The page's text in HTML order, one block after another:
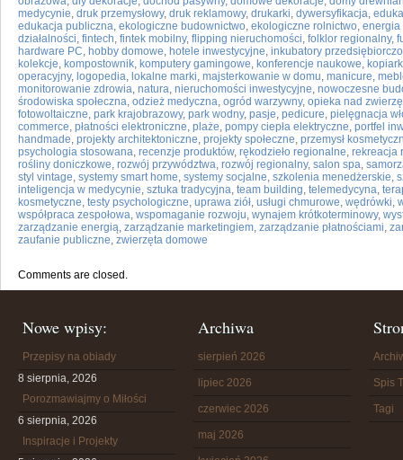
medycynie, druk przemysłowy, druk reklamowy, drukarki, dywersyfikacja,
edukacja publiczna, ekologiczne budownictwo, ekologiczne rolnictwo, energia
działalności, fintech, fintek mobilny, flipping nieruchomości, folklor regionalny,
hardware PC, hobby domowe, hotele inwestycyjne, inkubatory
kolekcje, kompostownik, komputery gamingowe, konferencje naukowe,
operacyjny, logopedia, lokalne marki, majsterkowanie w domu, manicure,
monitorowanie zdrowia, natura, nieruchomości inwestycyjne, nowoczesne
środowiska społeczna, odzież medyczna, ogród warzywny, opieka nad
fotowoltaiczne, park krajobrazowy, park wodny, pasje, pedicure, pielęgnacja
commerce, płatności elektroniczne, plaże, pompy ciepła elektryczne, portfel
handmade, projekty architektoniczne, projekty społeczne, przemysł
psychologia stosowana, recenzje produktów, rękodzieło regionalne, rekreacja
rośliny doniczkowe, rozwój przywództwa, rozwój regionalny, salon spa,
styl vintage, systemy smart home, systemy socjalne, szkolenia menedżerskie,
inteligencja w medycynie, sztuka tradycyjna, team building, telemedycyna,
kosmetyczne, testy psychologiczne, uprawa ziół, usługi chmurowe, wędrówki,
współpraca zespołowa, wspomaganie rozwoju, wynajem krótkoterminowy,
zarządzanie energią, zarządzanie marketingiem, zarządzanie płatnościami,
zaufanie publiczne, zwierzęta domowe
Comments are closed.
Nowe wpisy:
Przepisy na obiady
8 sierpnia, 2026
Porozmawiajmy o Miłości
6 sierpnia, 2026
Inspiracje i Projekty
Archiwa
sierpień 2026
lipiec 2026
czerwiec 2026
maj 2026
Spis
Tagi